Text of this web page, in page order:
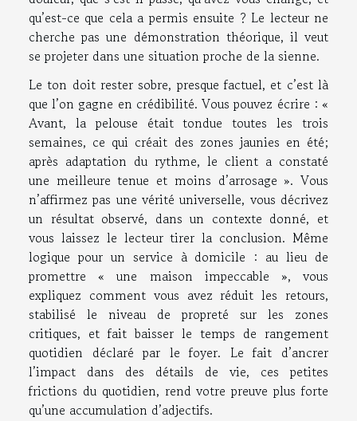
qu’est-ce que cela a permis ensuite ? Le lecteur ne
cherche pas une démonstration théorique, il veut
se projeter dans une situation proche de la sienne.
Le ton doit rester sobre, presque factuel, et c’est là
que l’on gagne en crédibilité. Vous pouvez écrire : «
Avant, la pelouse était tondue toutes les trois
semaines, ce qui créait des zones jaunies en été;
après adaptation du rythme, le client a constaté
une meilleure tenue et moins d’arrosage ». Vous
n’affirmez pas une vérité universelle, vous décrivez
un résultat observé, dans un contexte donné, et
vous laissez le lecteur tirer la conclusion. Même
logique pour un service à domicile : au lieu de
promettre « une maison impeccable », vous
expliquez comment vous avez réduit les retours,
stabilisé le niveau de propreté sur les zones
critiques, et fait baisser le temps de rangement
quotidien déclaré par le foyer. Le fait d’ancrer
l’impact dans des détails de vie, ces petites
frictions du quotidien, rend votre preuve plus forte
qu’une accumulation d’adjectifs.